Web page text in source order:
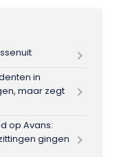
in
maar zegt
op Avans:
gingen